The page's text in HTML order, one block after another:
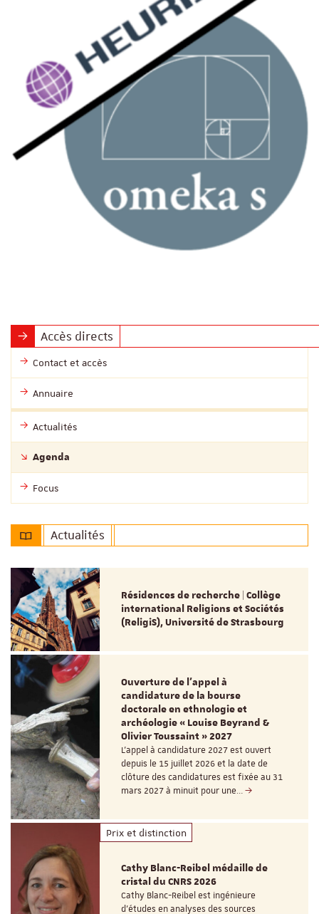
Accès directs
Contact et accès
Annuaire
Actualités
Agenda
Focus
Actualités
Résidences de recherche | Collège
international Religions et Sociétés
(ReligiS), Université de Strasbourg
Ouverture de l'appel à
candidature de la bourse
doctorale en ethnologie et
archéologie « Louise Beyrand &
Olivier Toussaint » 2027
L’appel à candidature 2027 est ouvert
depuis le 15 juillet 2026 et la date de
clôture des candidatures est fixée au 31
mars 2027 à minuit pour une…
Prix et distinction
Cathy Blanc-Reibel médaille de
cristal du CNRS 2026
Cathy Blanc-Reibel est ingénieure
d’études en analyses des sources